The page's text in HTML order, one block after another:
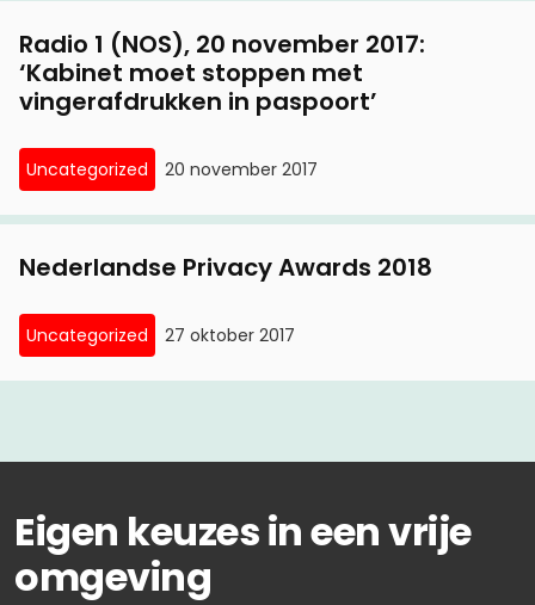
Radio 1 (NOS), 20 november 2017:
‘Kabinet moet stoppen met
vingerafdrukken in paspoort’
Uncategorized 20 november 2017
Nederlandse Privacy Awards 2018
Uncategorized 27 oktober 2017
Eigen keuzes in een vrije
omgeving